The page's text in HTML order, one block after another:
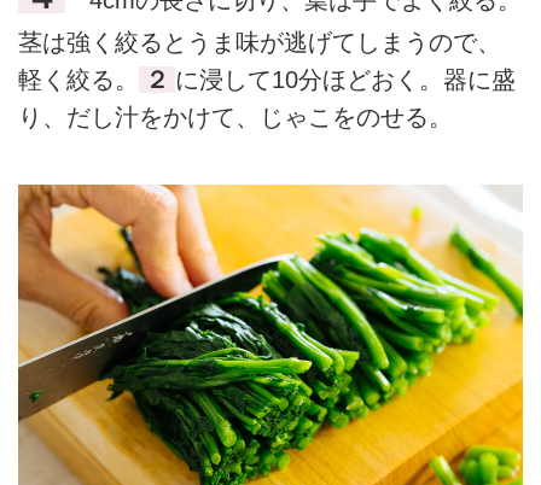
茎は強く絞るとうま味が逃げてしまうので、
軽く絞る。
２ に浸して10分ほどおく。器に盛
り、だし汁をかけて、じゃこをのせる。